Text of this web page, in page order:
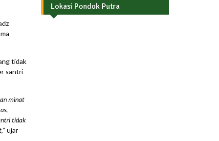
tidak
santri
minat
tidak
” ujar
Lokasi Pondok Putra